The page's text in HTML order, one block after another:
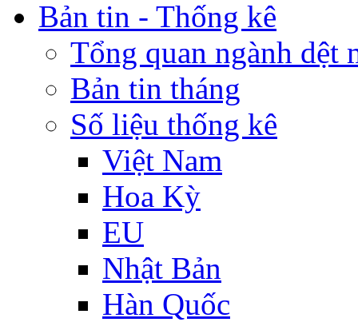
Bản tin - Thống kê
Tổng quan ngành dệt
Bản tin tháng
Số liệu thống kê
Việt Nam
Hoa Kỳ
EU
Nhật Bản
Hàn Quốc